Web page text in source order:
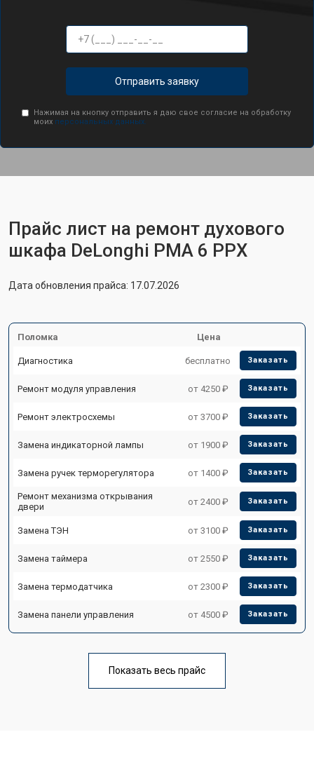
Отправить заявку
Нажимая на кнопку отправить я даю свое согласие на обработку
моих персональных данных.
Прайс лист на ремонт духового
шкафа DeLonghi PMA 6 PPX
Дата обновления прайса: 17.07.2026
Поломка Цена
Диагностика бесплатно Заказать
Ремонт модуля управления от 4250 ₽ Заказать
Ремонт электросхемы от 3700 ₽ Заказать
Замена индикаторной лампы от 1900 ₽ Заказать
Замена ручек терморегулятора от 1400 ₽ Заказать
Ремонт механизма открывания
двери
от 2400 ₽ Заказать
Замена ТЭН от 3100 ₽ Заказать
Замена таймера от 2550 ₽ Заказать
Замена термодатчика от 2300 ₽ Заказать
Замена панели управления от 4500 ₽ Заказать
Показать весь прайс